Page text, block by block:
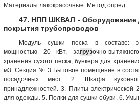
Материалы лакокрасочные. Метод опред...
47. НПП ШКВАЛ - Оборудование
покрытия трубопроводов
Модуль сушки песка в составе:
мощностью 20 кВт, загрузочно-
хранения сухого песка, бункера для
м3. Секция № 3 Бытовое помещение в
посадочных мест. 2. Шкафа
принадлежностей. 3. Плиты электрической
для одежды. 5. Полки для сушки обуви. 6.